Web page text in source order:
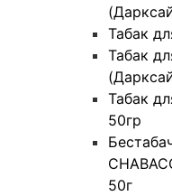
Табак
Табак
Табак
50гр
50г